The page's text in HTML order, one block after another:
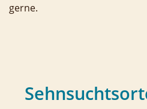
gerne.